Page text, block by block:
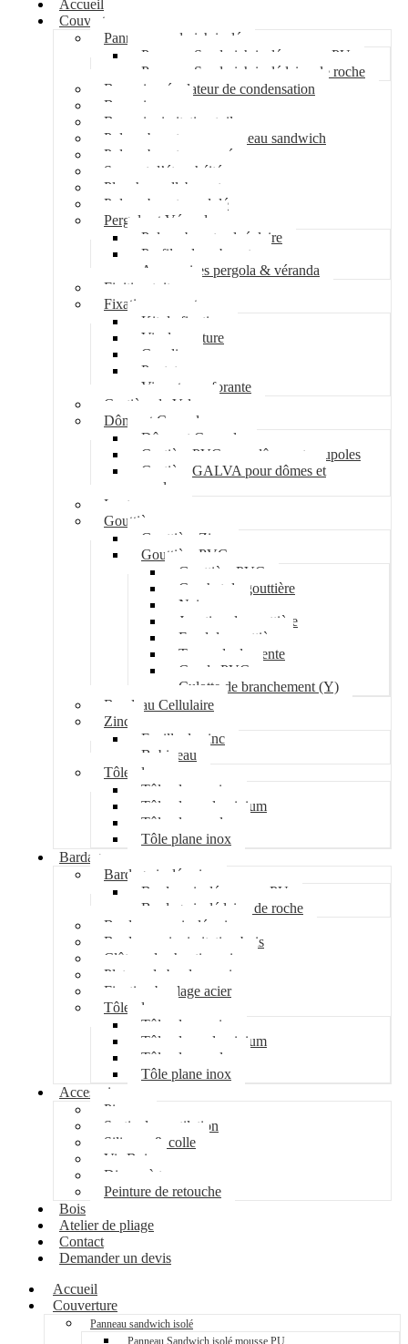
Accueil
Couverture
Panneau sandwich isolé
Panneau Sandwich isolé mousse PU
Panneau Sandwich isolé laine de roche
Bac acier régulateur de condensation
Bac acier sec
Bac acier imitation tuile
Polycarbonate pour panneau sandwich
Polycarbonate nervuré
Support d’étanchéité
Plancher collaborant
Polycarbonate ondulé
Pergola et Véranda
Polycarbonate alvéolaire
Profil polycarbonate
Accessoires pergola & véranda
Finition toiture
Fixation couverture
Kit de fixation
Vis de couture
Cavalier
Pontet
Vis auto-perforante
Costière de Velux
Dôme et Coupole
Dôme et Coupole
Costière PVC pour dômes et coupoles
Costière GALVA pour dômes et
coupoles
Lanterneau
Gouttière
Gouttière Zinc
Gouttière PVC
Gouttière PVC
Crochet de gouttière
Naissance
Jonction de gouttière
Fond de gouttière
Tuyau de descente
Coude PVC
Culotte de branchement (Y)
Bandeau Cellulaire
Zinc
Feuille de zinc
Bobineau
Tôle plane
Tôle plane acier
Tôle plane aluminium
Tôle plane galva
Tôle plane inox
Bardage
Bardage isolé acier
Bardage isolé mousse PU
Bardage isolé laine de roche
Bardage non isolé acier
Bardage acier imitation bois
Clôture de chantier acier
Plateau de bardage acier
Fixation bardage acier
Tôle plane
Tôle plane acier
Tôle plane aluminium
Tôle plane galva
Tôle plane inox
Accessoires
Pipeco
Sortie de ventilation
Silicone & colle
Vis Bois
Disque à tronçonner
Peinture de retouche
Bois
Atelier de pliage
Contact
Demander un devis
Accueil
Couverture
Panneau sandwich isolé
Panneau Sandwich isolé mousse PU